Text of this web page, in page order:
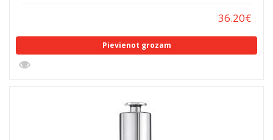
36.20€
Pievienot grozam